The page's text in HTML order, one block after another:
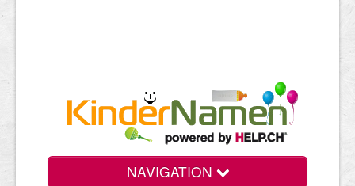
NAVIGATION